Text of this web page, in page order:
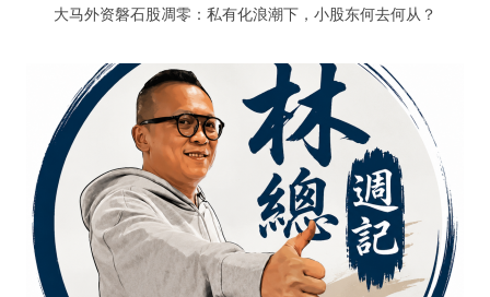
大马外资磐石股凋零：私有化浪潮下，小股东何去何从？